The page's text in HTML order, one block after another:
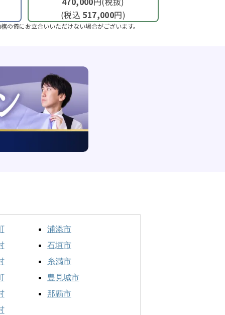
(税込 517,000円)
儀にお立合いいただけない場合がございます。
浦添市
石垣市
糸満市
豊見城市
那覇市